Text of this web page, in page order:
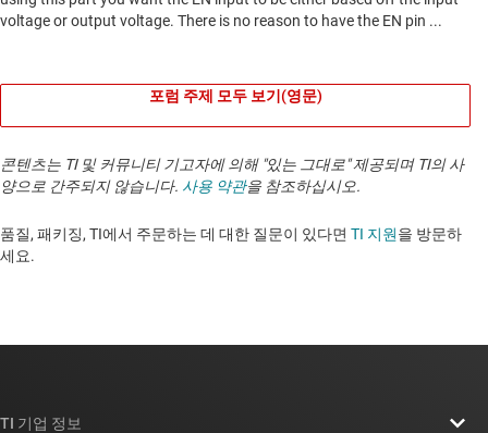
포럼 주제 모두 보기(영문)
콘텐츠는 TI 및 커뮤니티 기고자에 의해 "있는 그대로" 제공되며 TI의 사
양으로 간주되지 않습니다. 사용 약관을 참조하십시오.
품질, 패키징, TI에서 주문하는 데 대한 질문이 있다면 TI 지원을 방문하
세요. ​​​​​​​​​​​​​​
TI 기업 정보